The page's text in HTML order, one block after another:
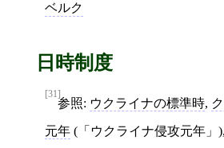
ベルク
日時制度
[31]
参照: ウクライナの標準時,
元年 (「ウクライナ侵攻元年」),